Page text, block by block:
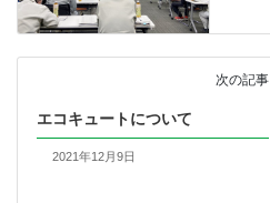
次の記事
エコキュートについて
2021年12月9日